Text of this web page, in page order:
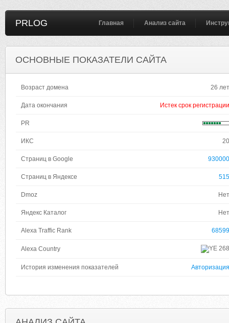
PRLOG Главная Анализ сайта
ОСНОВНЫЕ ПОКАЗАТЕЛИ САЙТА
Возраст домена 26 лет
Дата окончания Истек срок регистрации
PR
ИКС 20
Страниц в Google 930000
Страниц в Яндексе 515
Dmoz Нет
Яндекс Каталог Нет
Alexa Traffic Rank 68599
Alexa Country 268
История изменения показателей Авторизация